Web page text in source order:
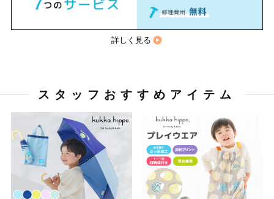
詳しく見る
スタッフおすすめアイテム